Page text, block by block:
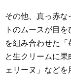
その他、真っ赤な
トのムースが目
を組み合わせた
と生クリームに
ェリーヌ」などを